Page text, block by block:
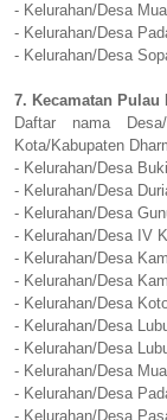
- Kelurahan/Desa
- Kelurahan/Desa
- Kelurahan/Desa
7. Kecamatan Pulau
Daftar nama
Kota/Kabupaten
- Kelurahan/Desa
- Kelurahan/Desa
- Kelurahan/Desa
- Kelurahan/Desa IV
- Kelurahan/Desa
- Kelurahan/Desa
- Kelurahan/Desa
- Kelurahan/Desa
- Kelurahan/Desa
- Kelurahan/Desa
- Kelurahan/Desa
- Kelurahan/Desa